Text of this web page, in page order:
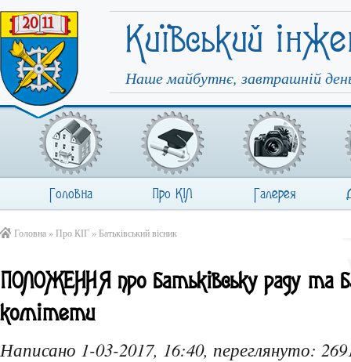
Київський
Наше майбутнє, завтрашній
Головна Про КІЛ Галерея
Головна » Про КІГ » Батьківський вісник
ПОЛОЖЕННЯ про батьківську раду та
комітети
Написано 1-03-2017, 16:40, переглянуто: